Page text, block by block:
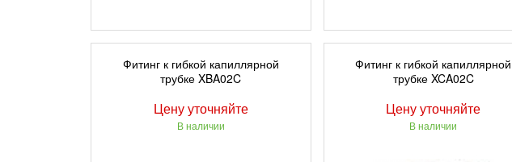
ПОДРОБНЕЕ ПОДРОБНЕЕ
Фитинг к гибкой капиллярной
трубке XBA02C
Цену уточняйте
В наличии
Фитинг к гибкой капиллярной
трубке XCA02C
Цену уточняйте
В наличии